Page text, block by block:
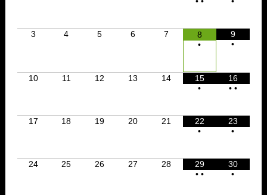
3 4 5 6 7
8
•
9
•
10 11 12 13 14
15
•
16
• •
17 18 19 20 21
22
•
23
•
24 25 26 27 28
29
• •
30
•